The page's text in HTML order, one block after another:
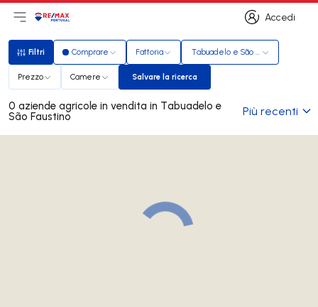
Accedi
Accedi
Apri il menu principale
LogoVai alla homepage
Filtri
Filtri Comprare Fattoria Tabuadelo e São Faustino
Prezzo Camere Salvare la ricerca
Salvare la ricerca
0 aziende agricole in vendita in Tabuadelo e
São Faustino Più recenti